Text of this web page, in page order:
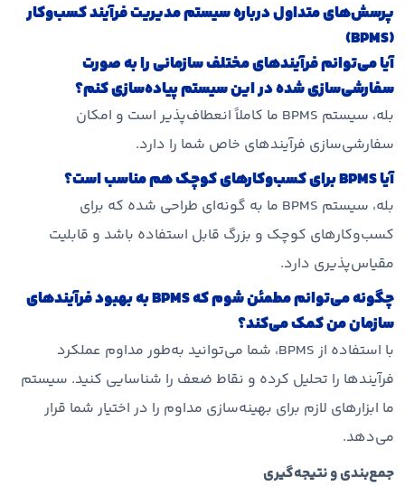
پرسش‌های متداول درباره سیستم مدیریت فرآیند کسب‌وکار
(BPMS)
آیا می‌توانم فرآیندهای مختلف سازمانی را به صورت
سفارشی‌سازی شده در این سیستم پیاده‌سازی کنم؟
بله، سیستم BPMS ما کاملاً انعطاف‌پذیر است و امکان
سفارشی‌سازی فرآیندهای خاص شما را دارد.
آیا BPMS برای کسب‌وکارهای کوچک هم مناسب است؟
بله، سیستم BPMS ما به گونه‌ای طراحی شده که برای
کسب‌وکارهای کوچک و بزرگ قابل استفاده باشد و قابلیت
مقیاس‌پذیری دارد.
چگونه می‌توانم مطمئن شوم که BPMS به بهبود فرآیندهای
سازمان من کمک می‌کند؟
با استفاده از BPMS، شما می‌توانید به‌طور مداوم عملکرد
فرآیندها را تحلیل کرده و نقاط ضعف را شناسایی کنید. سیستم
ما ابزارهای لازم برای بهینه‌سازی مداوم را در اختیار شما قرار
می‌دهد.
جمع‌بندی و نتیجه‌گیری